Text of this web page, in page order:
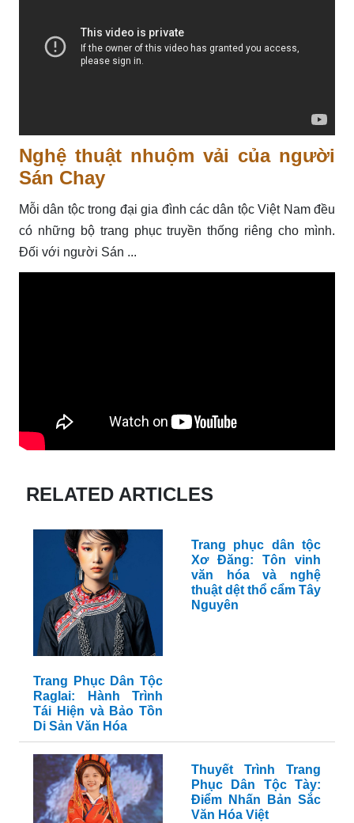
Nghệ thuật nhuộm vải của người
Sán Chay
Mỗi dân tộc trong đại gia đình các dân tộc Việt Nam đều
có những bộ trang phục truyền thống riêng cho mình.
Đối với người Sán ...
RELATED ARTICLES
Trang Phục Dân Tộc
Raglai: Hành Trình
Tái Hiện và Bảo Tồn
Di Sản Văn Hóa
Trang phục dân tộc
Xơ Đăng: Tôn vinh
văn hóa và nghệ
thuật dệt thổ cẩm Tây
Nguyên
Thuyết Trình Trang
Phục Dân Tộc Tày:
Điểm Nhấn Bản Sắc
Văn Hóa Việt